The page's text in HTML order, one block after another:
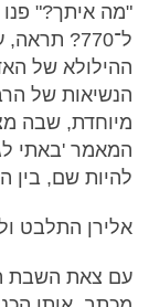
"מה איתך?" פנו
ל־770?
ההילולא של
הנשיאות של
מיוחדת, שבה
המאמר 'באתי
להיות שם, בין
אלירן התלבט
עם צאת השבת